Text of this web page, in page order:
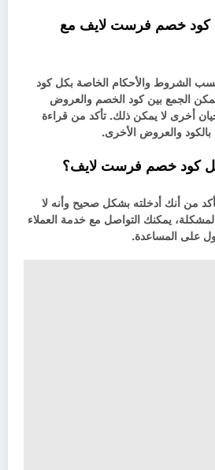
كود خصم فرست لايف مع
الشروط والأحكام الخاصة بكل كود
الجمع بين كود الخصم والعروض
أخرى لا يمكن ذلك. تأكد من قراءة
والعروض الأخرى.
كود خصم فرست لايف؟
من أنك أدخلته بشكل صحيح وأنه لا
يمكنك التواصل مع خدمة العملاء
على المساعدة.